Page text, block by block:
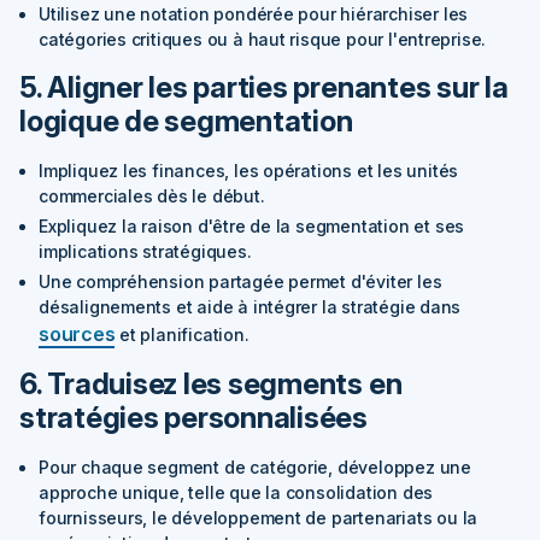
Utilisez une notation pondérée pour hiérarchiser les
catégories critiques ou à haut risque pour l'entreprise.
5. Aligner les parties prenantes sur la
logique de segmentation
Impliquez les finances, les opérations et les unités
commerciales dès le début.
Expliquez la raison d'être de la segmentation et ses
implications stratégiques.
Une compréhension partagée permet d'éviter les
désalignements et aide à intégrer la stratégie dans
sources et planification.
6. Traduisez les segments en
stratégies personnalisées
Pour chaque segment de catégorie, développez une
approche unique, telle que la consolidation des
fournisseurs, le développement de partenariats ou la